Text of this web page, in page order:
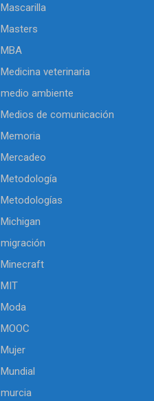
Mascarilla
Masters
MBA
Medicina veterinaria
medio ambiente
Medios de comunicación
Memoria
Mercadeo
Metodología
Metodologías
Michigan
migración
Minecraft
MIT
Moda
MOOC
Mujer
Mundial
murcia